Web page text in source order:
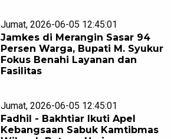
Jumat, 2026-06-05 12:45:01
Jamkes di Merangin Sasar 94
Persen Warga, Bupati M. Syukur
Fokus Benahi Layanan dan
Fasilitas
Jumat, 2026-06-05 12:45:01
Fadhil - Bakhtiar Ikuti Apel
Kebangsaan Sabuk Kamtibmas